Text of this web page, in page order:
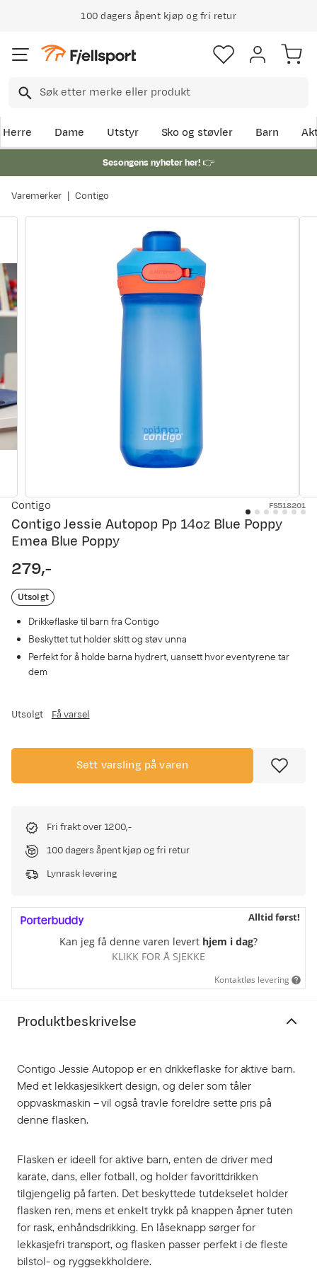
100 dagers åpent kjøp og fri retur
Herre Dame Utstyr Sko og støvler Barn
Sesongens nyheter her!👉
Varemerker Contigo
Contigo FS518201
Contigo Jessie Autopop Pp 14oz Blue Poppy
Emea Blue Poppy
price
279,-
Utsolgt
Drikkeflaske til barn fra Contigo
Beskyttet tut holder skitt og støv unna
Perfekt for å holde barna hydrert, uansett hvor eventyrene tar
dem
Utsolgt Få varsel
Sett varsling på varen
Fri frakt over 1200,-
100 dagers åpent kjøp og fri retur
Lynrask levering
Alltid først!
Kan jeg få denne varen levert hjem i dag?
KLIKK FOR Å SJEKKE
Kontaktløs levering
Produktbeskrivelse
Contigo Jessie Autopop er en drikkeflaske for aktive barn.
Med et lekkasjesikkert design, og deler som tåler
oppvaskmaskin – vil også travle foreldre sette pris på
denne flasken.
Flasken er ideell for aktive barn, enten de driver med
karate, dans, eller fotball, og holder favorittdrikken
tilgjengelig på farten. Det beskyttede tutdekselet holder
flasken ren, mens et enkelt trykk på knappen åpner tuten
for rask, enhåndsdrikking. En låseknapp sørger for
lekkasjefri transport, og flasken passer perfekt i de fleste
bilstol- og ryggsekkholdere.